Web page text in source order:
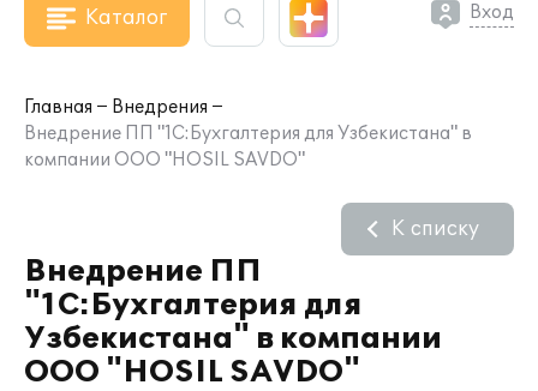
Каталог Вход
Главная
Внедрения
Внедрение ПП "1C:Бухгалтерия для Узбекистана" в
компании ООО "HOSIL SAVDO"
Внедрение ПП
"1C:Бухгалтерия для
Узбекистана" в компании
ООО "HOSIL SAVDO"
К списку